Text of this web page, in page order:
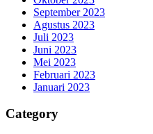
September 2023
Agustus 2023
Juli 2023
Juni 2023
Mei 2023
Februari 2023
Januari 2023
Category